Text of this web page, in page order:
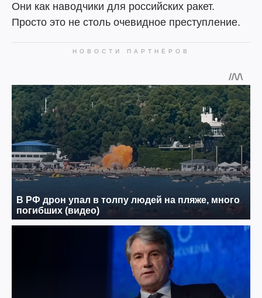
Они как наводчики для российских ракет.
Просто это не столь очевидное преступление.